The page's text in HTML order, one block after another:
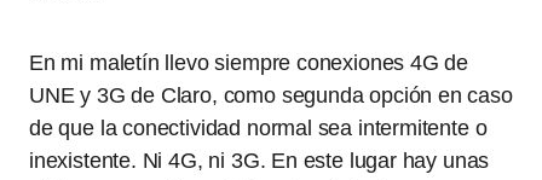
En mi maletín llevo siempre conexiones 4G de
UNE y 3G de Claro, como segunda opción en caso
de que la conectividad normal sea intermitente o
inexistente. Ni 4G, ni 3G. En este lugar hay unas